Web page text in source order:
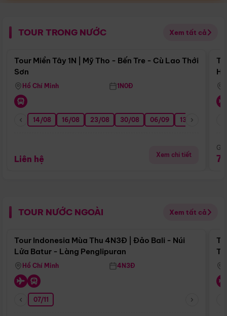
TOUR TRONG NƯỚC Xem tất cả
Điểm nổi bật
Tour Miền Tây 1N | Mỹ Tho - Bến Tre - Cù Lao Thới
Sơn
Hồ Chí Minh 1N0Đ
14/08 16/08 23/08 30/08 06/09 13/09
Liên hệ Xem chi tiết
TOUR NƯỚC NGOÀI Xem tất cả
Điểm nổi bật
Tour Indonesia Mùa Thu 4N3Đ | Đảo Bali - Núi
Lửa Batur - Làng Penglipuran
Hồ Chí Minh 4N3Đ
07/11